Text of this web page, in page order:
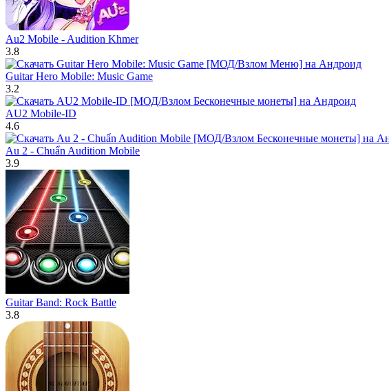
Au2 Mobile - Audition Khmer
3.8
Guitar Hero Mobile: Music Game
3.2
AU2 Mobile-ID
4.6
Au 2 - Chuẩn Audition Mobile
3.9
Guitar Band: Rock Battle
3.8